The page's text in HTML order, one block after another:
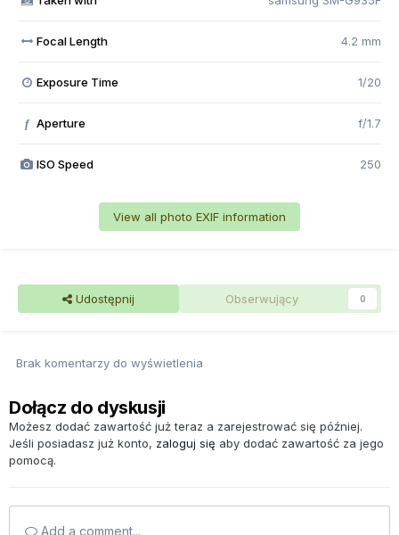
Focal Length 4.2 mm
Exposure Time 1/20
f Aperture f/1.7
ISO Speed 250
View all photo EXIF information
Udostępnij Obserwujący 0
Brak komentarzy do wyświetlenia
Dołącz do dyskusji
Możesz dodać zawartość już teraz a zarejestrować się później.
Jeśli posiadasz już konto, zaloguj się aby dodać zawartość za jego
pomocą.
Add a comment...